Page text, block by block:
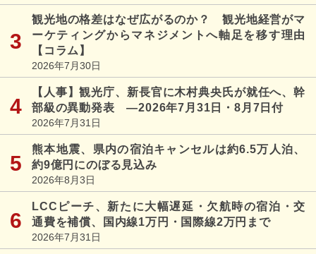
観光地の格差はなぜ広がるのか？ 観光地経営がマ
ーケティングからマネジメントへ軸足を移す理由
【コラム】
2026年7月30日
【人事】観光庁、新長官に木村典央氏が就任へ、幹
部級の異動発表 ―2026年7月31日・8月7日付
2026年7月31日
熊本地震、県内の宿泊キャンセルは約6.5万人泊、
約9億円にのぼる見込み
2026年8月3日
LCCピーチ、新たに大幅遅延・欠航時の宿泊・交
通費を補償、国内線1万円・国際線2万円まで
2026年7月31日